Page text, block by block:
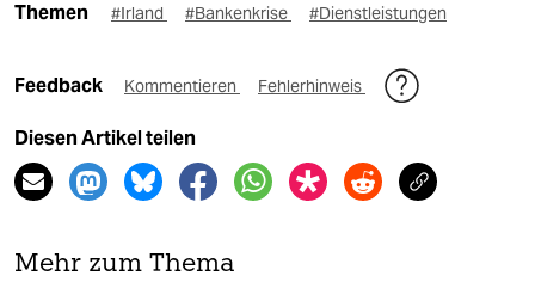
Themen #Irland #Bankenkrise #Dienstleistungen
Feedback Kommentieren Fehlerhinweis
Diesen Artikel teilen
Mehr zum Thema